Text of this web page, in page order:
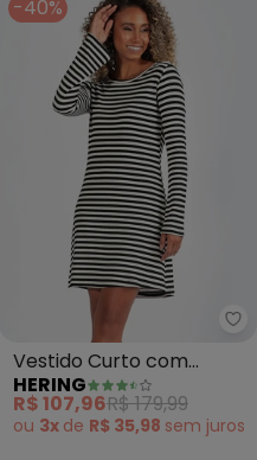
- Vestido Curto em
-40%
Vestido Curto com
Mangas Longas em
Viscose (Listrado)
HERING
R$ 107,96R$ 179,99
ou 3x de R$ 35,98 sem juros